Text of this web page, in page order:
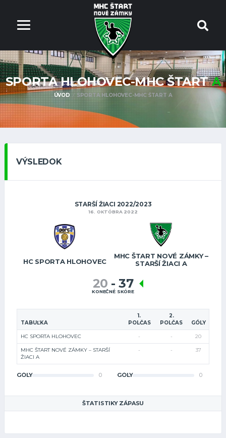
SPORTA HLOHOVEC-MHC ŠTARTA
ÚVOD SPORTA HLOHOVEC-MHC ŠTART A
VÝSLEDOK
STARŠÍ ŽIACI 2022/2023
16. OKTÓBRA 2022
HC SPORTA HLOHOVEC
MHC ŠTART NOVÉ ZÁMKY –
STARŠÍ ŽIACI A
20 - 37
KONEČNÉ SKÓRE
TABUĽKA
1.
POLČAS
2.
POLČAS
GÓLY
HC SPORTA HLOHOVEC - - 20
MHC ŠTART NOVÉ ZÁMKY – STARŠÍ
ŽIACI A
- - 37
GÓLY 0 GÓLY 0
ŠTATISTIKY ZÁPASU